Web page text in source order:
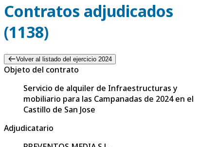
Contratos adjudicados
(1138)
Volver al listado del ejercicio 2024
Objeto del contrato
Servicio de alquiler de Infraestructuras y
mobiliario para las Campanadas de 2024 en el
Castillo de San Jose
Adjudicatario